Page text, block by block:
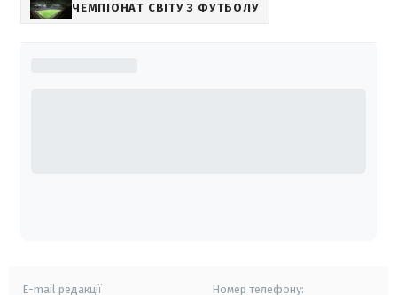
ЧЕМПІОНАТ СВІТУ З ФУТБОЛУ
E-mail редакції Номер телефону: